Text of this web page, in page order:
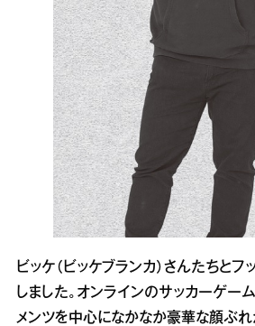
ビッケ（ビッケブランカ）さんたちと
しました。オンラインのサッカーゲー
メンツを中心になかなか豪華な顔ぶれ